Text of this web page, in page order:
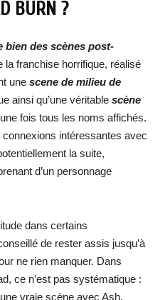
BURN ?
bien des scènes post-
la franchise horrifique, réalisé
une scene de milieu de
ainsi qu’une véritable scène
fois tous les noms affichés.
intéressantes avec
la suite,
d’un personnage
dans certains
de rester assis jusqu’à
ne rien manquer. Dans
ce n’est pas systématique :
vraie scène avec Ash,